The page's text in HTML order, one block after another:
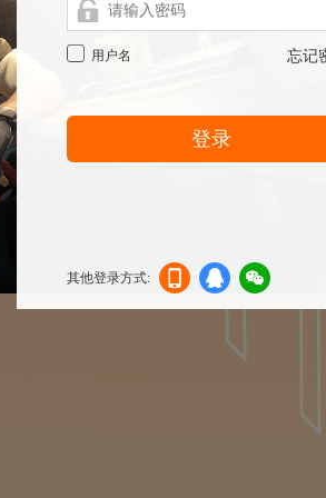
用户名 忘记
登录
其他登录方式:
机登
登录
信登